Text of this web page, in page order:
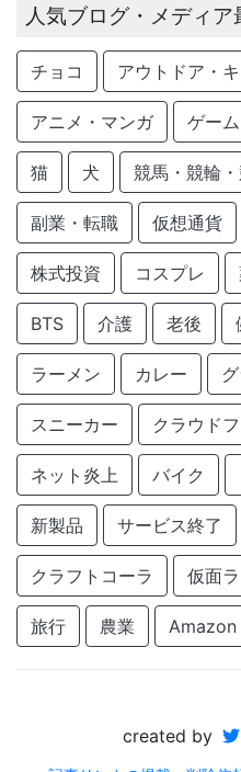
人気ブログ・メディア
チョコ アウトドア・
アニメ・マンガ ゲーム
猫 犬 競馬・競輪
副業・転職 仮想通貨
株式投資 コスプレ
BTS 介護 老後
ラーメン カレー
スニーカー クラウド
ネット炎上 バイク
新製品 サービス終了
クラフトコーラ 仮面
旅行 農業 Amazon
created by